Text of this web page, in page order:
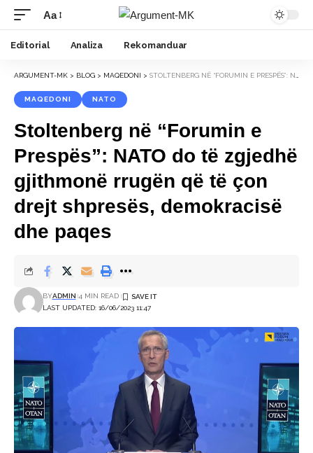
Font
Resizer
Aa
Editorial Analiza Rekomanduar
ARGUMENT-MK > BLOG > MAQEDONI > STOLTENBERG NË “FORUMIN E PRESPËS”: NATO DO TË ZGJEDHË GJITHMONË RRUGËN QË TË ÇON DREJT SHPRESËS, DEMOKRACISË DHE PAQES
MAQEDONI NATO
Stoltenberg në “Forumin e
Prespës”: NATO do të zgjedhë
gjithmonë rrugën që të çon
drejt shpresës, demokracisë
dhe paqes
LAST UPDATED: 16/06/2023 11:47
BYADMIN 4 MIN READ